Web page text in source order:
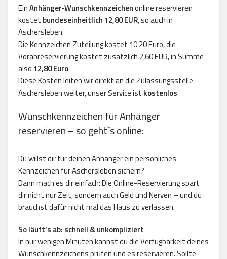
EinAnhänger-Wunschkennzeichenonline reservieren
kostet bundeseinheitlich 12,80 EUR, so auch in
Aschersleben.
Die Kennzeichen Zuteilung kostet 10.20 Euro, die
Vorabreservierung kostet zusätzlich 2,60 EUR, in Summe
also 12,80 Euro.
Diese Kosten leiten wir direkt an die Zulassungsstelle
Aschersleben weiter, unser Service ist kostenlos.
Wunschkennzeichen für Anhänger
reservieren – so geht`s online:
Du willst dir für deinen Anhänger ein persönliches
Kennzeichen für Aschersleben sichern?
Dann mach es dir einfach: Die Online-Reservierung spart
dir nicht nur Zeit, sondern auch Geld und Nerven – und du
brauchst dafür nicht mal das Haus zu verlassen.
So läuft’s ab: schnell & unkompliziert
In nur wenigen Minuten kannst du die Verfügbarkeit deines
Wunschkennzeichens prüfen und es reservieren. Sollte